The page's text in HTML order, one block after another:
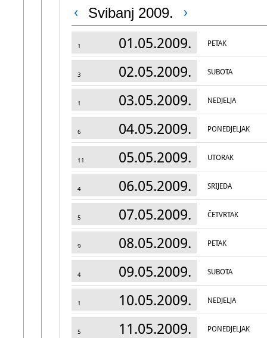
Svibanj 2009.
1 01.05.2009. PETAK
3 02.05.2009. SUBOTA
1 03.05.2009. NEDJELJA
6 04.05.2009. PONEDJELJAK
11 05.05.2009. UTORAK
4 06.05.2009. SRIJEDA
5 07.05.2009. ČETVRTAK
9 08.05.2009. PETAK
4 09.05.2009. SUBOTA
1 10.05.2009. NEDJELJA
5 11.05.2009. PONEDJELJAK